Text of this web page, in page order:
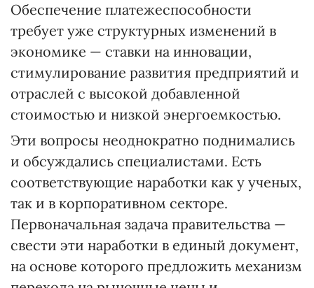
Обеспечение платежеспособности
требует уже структурных изменений в
экономике — ставки на инновации,
стимулирование развития предприятий и
отраслей с высокой добавленной
стоимостью и низкой энергоемкостью.
Эти вопросы неоднократно поднимались
и обсуждались специалистами. Есть
соответствующие наработки как у ученых,
так и в корпоративном секторе.
Первоначальная задача правительства —
свести эти наработки в единый документ,
на основе которого предложить механизм